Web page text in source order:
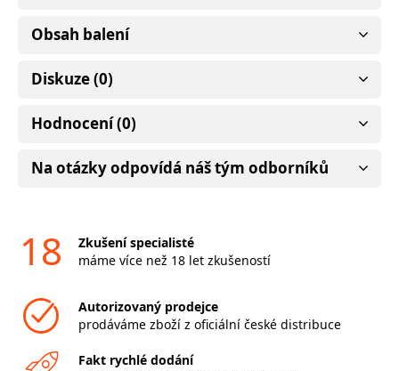
Obsah balení
Diskuze (0)
Hodnocení (0)
Na otázky odpovídá náš tým odborníků
18
Zkušení specialisté
máme více než 18 let zkušeností
Autorizovaný prodejce
prodáváme zboží z oficiální české distribuce
Fakt rychlé dodání